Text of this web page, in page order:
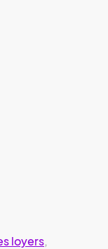
loyers,